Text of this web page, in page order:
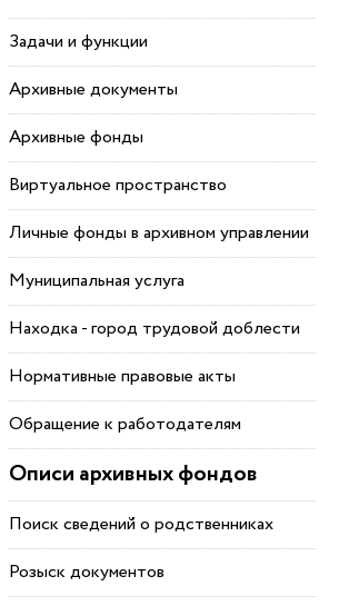
Задачи и функции
Архивные документы
Архивные фонды
Виртуальное пространство
Личные фонды в архивном управлении
Муниципальная услуга
Находка - город трудовой доблести
Нормативные правовые акты
Обращение к работодателям
Описи архивных фондов
Поиск сведений о родственниках
Розыск документов